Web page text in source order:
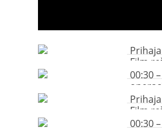
Film
00:30
na
že v
Film
00:30